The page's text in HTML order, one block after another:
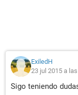
ExiledH
23 jul 2015 a
Sigo teniendo